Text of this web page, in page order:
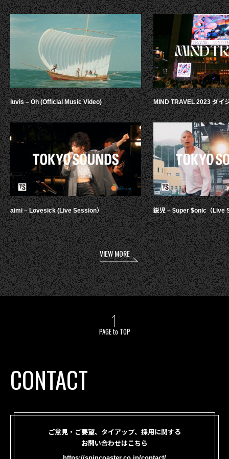
luvis – Oh (Official Music Video)
aimi – Lovesick (Live Session）
MIND TRAVEL 2023 ダイ
鋭児 – $uper $onic（Live
VIEW MORE
PAGE to TOP
CONTACT
ご意見・ご要望、タイアップ、採用に関する
お問い合わせはこちら